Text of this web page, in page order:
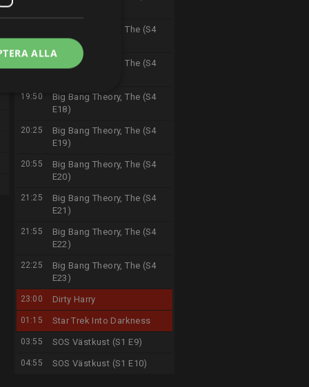
Big Bang Theory, The (S4
E16)
Big Bang Theory, The (S4
19:50
Big Bang Theory, The (S4
E18)
20:25
Big Bang Theory, The (S4
E19)
20:55
Big Bang Theory, The (S4
E20)
21:25
Big Bang Theory, The (S4
E21)
21:55
Big Bang Theory, The (S4
E22)
22:25
Big Bang Theory, The (S4
E23)
23:00 Dirty Harry
01:15 Star Trek Into Darkness
03:55 SOS Västkust (S1 E9)
04:55 SOS Västkust (S1 E10)
ALLA